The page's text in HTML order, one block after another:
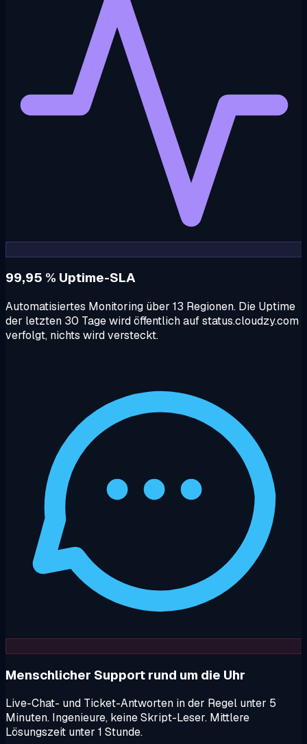
99,95 % Uptime-SLA
Automatisiertes Monitoring über 13 Regionen. Die Uptime
der letzten 30 Tage wird öffentlich auf status.cloudzy.com
verfolgt, nichts wird versteckt.
Menschlicher Support rund um die Uhr
Live-Chat- und Ticket-Antworten in der Regel unter 5
Minuten. Ingenieure, keine Skript-Leser. Mittlere
Lösungszeit unter 1 Stunde.